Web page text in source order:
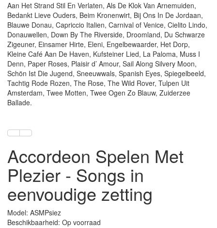
Aan Het Strand Stil En Verlaten, Als De Klok Van Arnemuiden,
Bedankt Lieve Ouders, Beim Kronenwirt, Bij Ons In De Jordaan,
Blauwe Donau, Capriccio Italien, Carnival of Venice, Cielito Lindo,
Donauwellen, Down By The Riverside, Droomland, Du Schwarze
Zigeuner, Einsamer Hirte, Eleni, Engelbewaarder, Het Dorp,
Kleine Café Aan De Haven, Kufsteiner Lied, La Paloma, Muss I
Denn, Paper Roses, Plaisir d’ Amour, Sail Along Silvery Moon,
Schön Ist Die Jugend, Sneeuwwals, Spanish Eyes, Spiegelbeeld,
Tachtig Rode Rozen, The Rose, The Wild Rover, Tulpen Uit
Amsterdam, Twee Motten, Twee Ogen Zo Blauw, Zuiderzee
Ballade.
Accordeon Spelen Met
Plezier - Songs in
eenvoudige zetting
Model: ASMPsiez
Beschikbaarheid: Op voorraad